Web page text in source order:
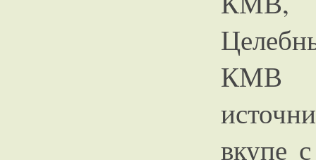
КМВ
вкупе